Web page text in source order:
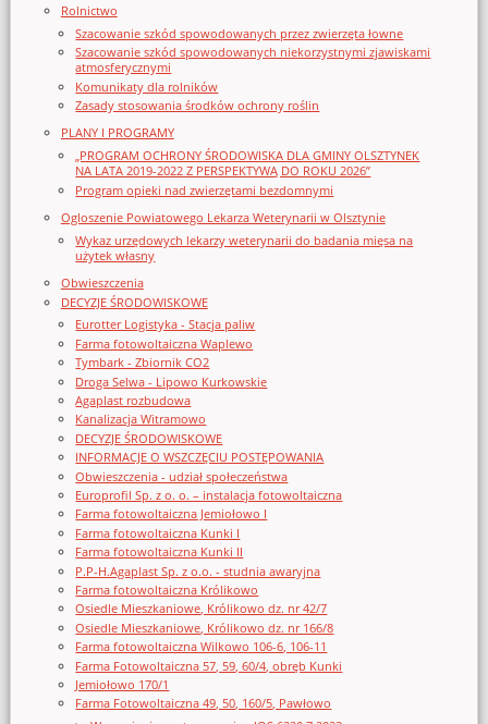
Rolnictwo
Szacowanie szkód spowodowanych przez zwierzęta łowne
Szacowanie szkód spowodowanych niekorzystnymi zjawiskami
atmosferycznymi
Komunikaty dla rolników
Zasady stosowania środków ochrony roślin
PLANY I PROGRAMY
„PROGRAM OCHRONY ŚRODOWISKA DLA GMINY OLSZTYNEK
NA LATA 2019-2022 Z PERSPEKTYWĄ DO ROKU 2026”
Program opieki nad zwierzętami bezdomnymi
Ogloszenie Powiatowego Lekarza Weterynarii w Olsztynie
Wykaz urzędowych lekarzy weterynarii do badania mięsa na
użytek własny
Obwieszczenia
DECYZJE ŚRODOWISKOWE
Eurotter Logistyka - Stacja paliw
Farma fotowoltaiczna Waplewo
Tymbark - Zbiornik CO2
Droga Selwa - Lipowo Kurkowskie
Agaplast rozbudowa
Kanalizacja Witramowo
DECYZJE ŚRODOWISKOWE
INFORMACJE O WSZCZĘCIU POSTĘPOWANIA
Obwieszczenia - udział społeczeństwa
Europrofil Sp. z o. o. – instalacja fotowoltaiczna
Farma fotowoltaiczna Jemiołowo I
Farma fotowoltaiczna Kunki I
Farma fotowoltaiczna Kunki II
P.P-H.Agaplast Sp. z o.o. - studnia awaryjna
Farma fotowoltaiczna Królikowo
Osiedle Mieszkaniowe, Królikowo dz. nr 42/7
Osiedle Mieszkaniowe, Królikowo dz. nr 166/8
Farma fotowoltaiczna Wilkowo 106-6, 106-11
Farma Fotowoltaiczna 57, 59, 60/4, obręb Kunki
Jemiołowo 170/1
Farma Fotowoltaiczna 49, 50, 160/5, Pawłowo